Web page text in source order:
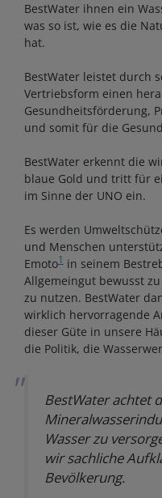
BestWater ihnen ein
was so ist, wie es die
hat.
BestWater leistet durch
Vertriebsform einen
Gesundheitsförderung,
und somit für die
BestWater erkennt die
blaue Gold und tritt für
im Sinne der UNO ein.
Es werden
und Menschen
Emoto1 in seinem
Allgemeingut bewusst
zu nutzen. BestWater
wirklich hervorragende
dieser Güte in unsere
die Politik, die
BestWater achtet
Wasser zu
wir sachliche
Bevölkerung.